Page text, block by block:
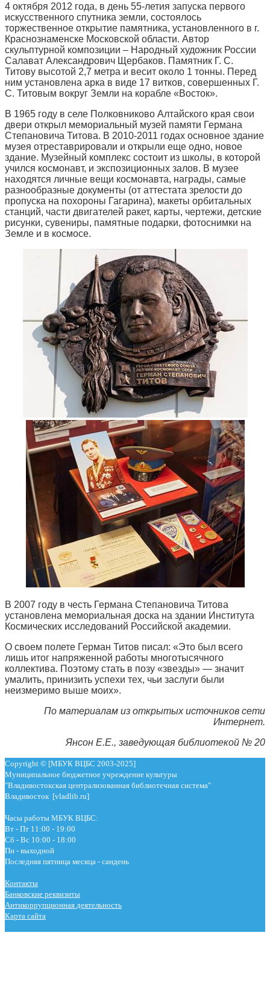
4 октября 2012 года, в день 55-летия запуска первого
искусственного спутника земли, состоялось
торжественное открытие памятника, установленного в г.
Краснознаменске Московской области. Автор
скульптурной композиции – Народный художник России
Салават Александрович Щербаков. Памятник Г. С.
Титову высотой 2,7 метра и весит около 1 тонны. Перед
ним установлена арка в виде 17 витков, совершенных Г.
С. Титовым вокруг Земли на корабле «Восток».
В 1965 году в селе Полковниково Алтайского края свои
двери открыл мемориальный музей памяти Германа
Степановича Титова. В 2010-2011 годах основное здание
музея отреставрировали и открыли еще одно, новое
здание. Музейный комплекс состоит из школы, в которой
учился космонавт, и экспозиционных залов. В музее
находятся личные вещи космонавта, награды, самые
разнообразные документы (от аттестата зрелости до
пропуска на похороны Гагарина), макеты орбитальных
станций, части двигателей ракет, карты, чертежи, детские
рисунки, сувениры, памятные подарки, фотоснимки на
Земле и в космосе.
В 2007 году в честь Германа Степановича Титова
установлена мемориальная доска на здании Института
Космических исследований Российской академии.
О своем полете Герман Титов писал: «Это был всего
лишь итог напряженной работы многотысячного
коллектива. Поэтому стать в позу «звезды» — значит
умалить, принизить успехи тех, чьи заслуги были
неизмеримо выше моих».
По материалам из открытых источников сети
Интернет.
Янсон Е.Е., заведующая библиотекой № 20
Copyright © [МБУК ВЦБС 2003-2025]
Муниципальное бюджетное учреждение культуры
"Владивостокская централизованная библиотечная система"
Владивосток [vladlib.ru]
Часы работы МБУК ВЦБС:
Вт - Пт 11:00 - 19:00
Сб - Вс 10:00 - 18:00
Пн - выходной
Последняя пятница месяца - сандень
Контакты
Банковские реквизиты
Антикоррупционная деятельность
Карта сайта